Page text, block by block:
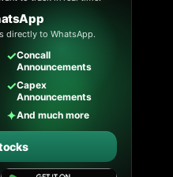
directly to WhatsApp.
✓Concall
Announcements
✓Capex
Announcements
✦And much more